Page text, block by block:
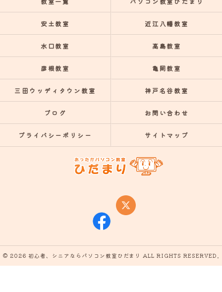
安土教室 近江八幡教室
水口教室 高島教室
彦根教室 亀岡教室
三田ウッディタウン教室 神戸名谷教室
ブログ お問い合わせ
プライバシーポリシー サイトマップ
© 2026 初心者、シニアならパソコン教室ひだまり ALL RIGHTS RESERVED.